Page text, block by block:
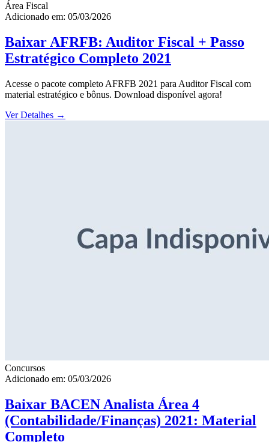
Área Fiscal
Adicionado em: 05/03/2026
Baixar AFRFB: Auditor Fiscal + Passo
Estratégico Completo 2021
Acesse o pacote completo AFRFB 2021 para Auditor Fiscal com
material estratégico e bônus. Download disponível agora!
Ver Detalhes →
Concursos
Adicionado em: 05/03/2026
Baixar BACEN Analista Área 4
(Contabilidade/Finanças) 2021: Material
Completo